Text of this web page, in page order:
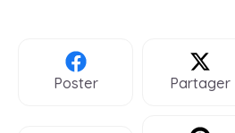
Poster Partager